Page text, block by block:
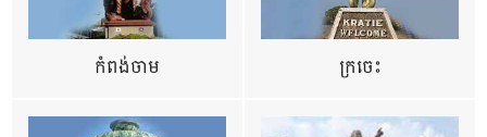
កំពង់ចាម ក្រចេះ